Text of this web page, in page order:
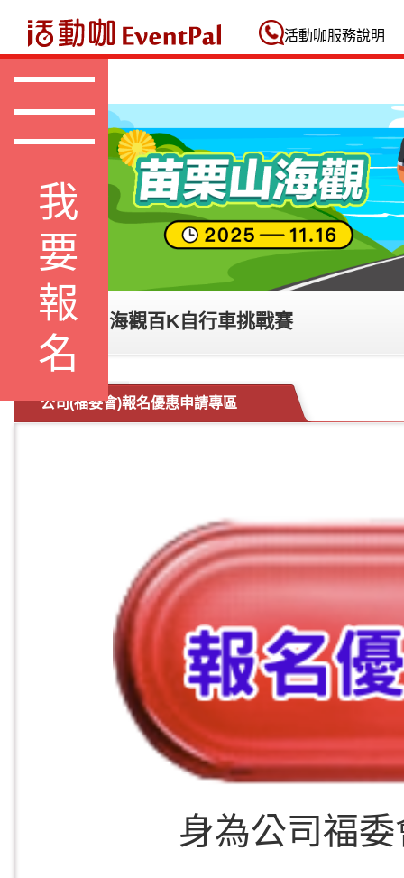
活動咖 Eventpal
活動咖服務說明
我要報名
2025苗栗山海觀百K自行車挑戰賽
公司(福委會)報名優惠申請專區
身為公司福